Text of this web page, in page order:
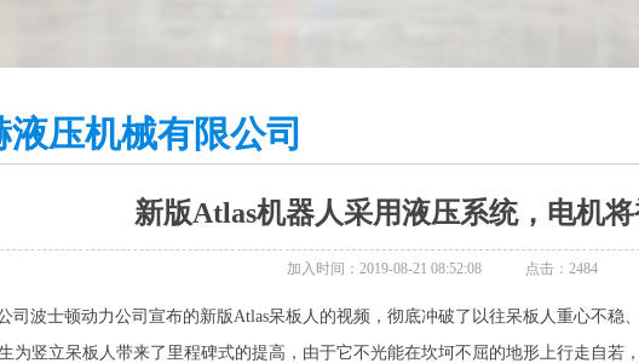
压机械有限公司
新版Atlas机器人采用液压系统，电机将
加入时间：2019-08-21 08:52:08 点击：2484
波士顿动力公司宣布的新版Atlas呆板人的视频，彻底冲破了以往呆板人重心不稳、
竖立呆板人带来了里程碑式的提高，由于它不光能在坎坷不屈的地形上行走自若